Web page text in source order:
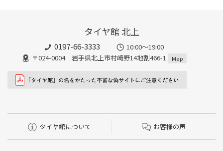
タイヤ館 北上
0197-66-3333
10:00～19:00
〒024-0004 岩手県北上市村崎野14地割466-1
Map
タイヤ館について お客様の声